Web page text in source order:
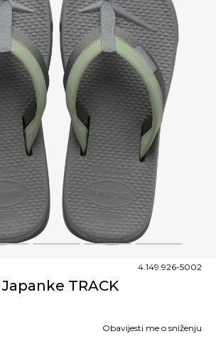
2 3 4 5
TRACK
4.149.926-5002
Obavijesti me o sniženju